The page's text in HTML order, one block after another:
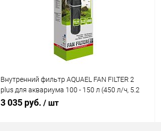
Внутренний фильтр AQUAEL FAN FILTER 2
plus для аквариума 100 - 150 л (450 л/ч, 5.2
Вт)
3 035 руб. / шт